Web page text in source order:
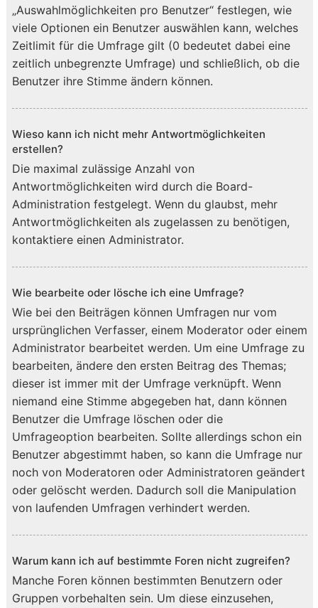
„Auswahlmöglichkeiten pro Benutzer“ festlegen, wie
viele Optionen ein Benutzer auswählen kann, welches
Zeitlimit für die Umfrage gilt (0 bedeutet dabei eine
zeitlich unbegrenzte Umfrage) und schließlich, ob die
Benutzer ihre Stimme ändern können.
Wieso kann ich nicht mehr Antwortmöglichkeiten
erstellen?
Die maximal zulässige Anzahl von
Antwortmöglichkeiten wird durch die Board-
Administration festgelegt. Wenn du glaubst, mehr
Antwortmöglichkeiten als zugelassen zu benötigen,
kontaktiere einen Administrator.
Wie bearbeite oder lösche ich eine Umfrage?
Wie bei den Beiträgen können Umfragen nur vom
ursprünglichen Verfasser, einem Moderator oder einem
Administrator bearbeitet werden. Um eine Umfrage zu
bearbeiten, ändere den ersten Beitrag des Themas;
dieser ist immer mit der Umfrage verknüpft. Wenn
niemand eine Stimme abgegeben hat, dann können
Benutzer die Umfrage löschen oder die
Umfrageoption bearbeiten. Sollte allerdings schon ein
Benutzer abgestimmt haben, so kann die Umfrage nur
noch von Moderatoren oder Administratoren geändert
oder gelöscht werden. Dadurch soll die Manipulation
von laufenden Umfragen verhindert werden.
Warum kann ich auf bestimmte Foren nicht zugreifen?
Manche Foren können bestimmten Benutzern oder
Gruppen vorbehalten sein. Um diese einzusehen,